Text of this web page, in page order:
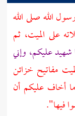
الله صلى الله
على الميت، ثم
عليكم، وإني
مفاتيح خزائن
أخاف عليكم أن
فيها".